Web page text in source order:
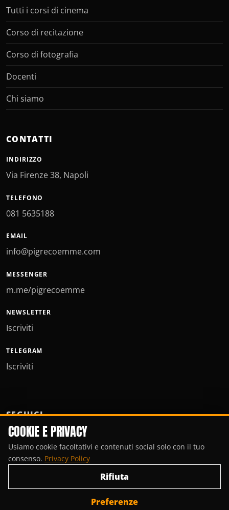
Tutti i corsi di cinema
Corso di recitazione
Corso di fotografia
Docenti
Chi siamo
CONTATTI
INDIRIZZO
Via Firenze 38, Napoli
TELEFONO
081 5635188
EMAIL
info@pigrecoemme.com
MESSENGER
m.me/pigrecoemme
NEWSLETTER
Iscriviti
TELEGRAM
Iscriviti
SEGUICI
COOKIE E PRIVACY
Usiamo cookie facoltativi e contenuti social solo con il tuo
consenso. Privacy Policy
Rifiuta
Preferenze